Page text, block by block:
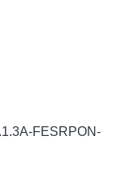
FESRPON-